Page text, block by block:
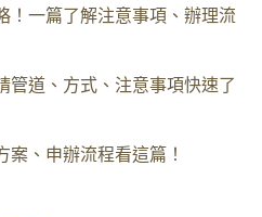
！一篇了解注意事項、辦理流
管道、方式、注意事項快速了
案、申辦流程看這篇！